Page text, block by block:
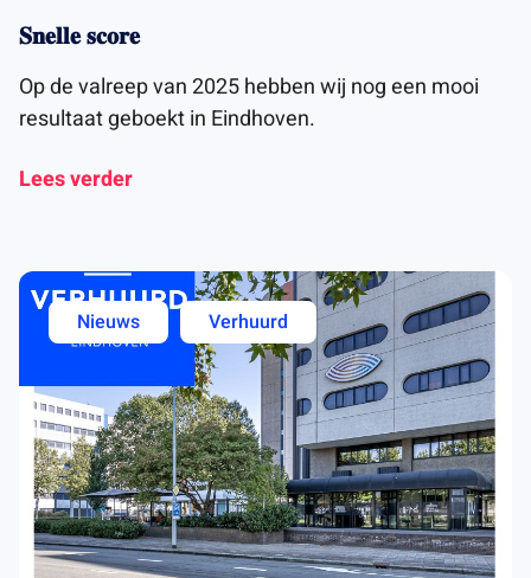
𝐒𝐧𝐞𝐥𝐥𝐞 𝐬𝐜𝐨𝐫𝐞
Op de valreep van 2025 hebben wij nog een mooi
resultaat geboekt in Eindhoven.
Lees verder
Nieuws Verhuurd